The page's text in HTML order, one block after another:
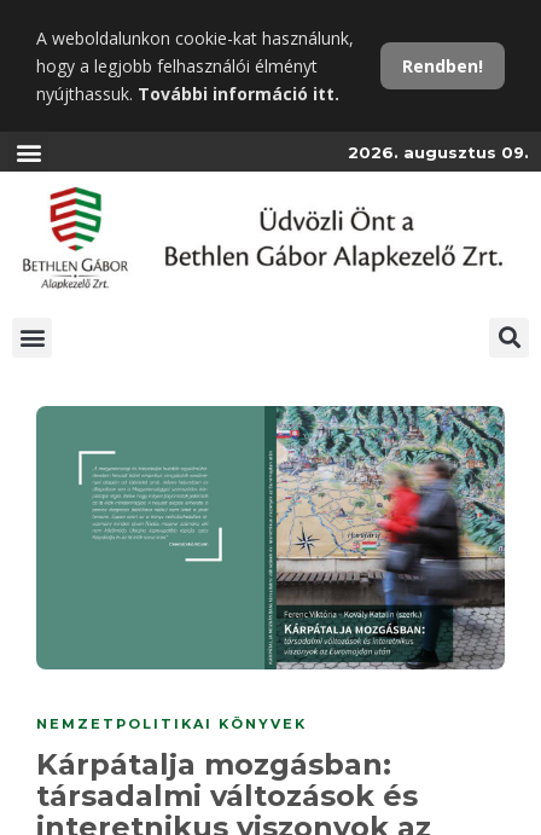
tartalomra
A weboldalunkon cookie-kat használunk,
hogy a legjobb felhasználói élményt
nyújthassuk. További információ itt.
Rendben!
2026. augusztus 09.
NEMZETPOLITIKAI KÖNYVEK
Kárpátalja mozgásban:
társadalmi változások és
interetnikus viszonyok az